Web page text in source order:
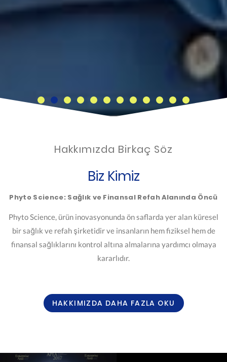
Hakkımızda Birkaç Söz
Biz Kimiz
Phyto Science: Sağlık ve Finansal Refah Alanında Öncü
Phyto Science, ürün inovasyonunda ön saflarda yer alan küresel
bir sağlık ve refah şirketidir ve insanların hem fiziksel hem de
finansal sağlıklarını kontrol altına almalarına yardımcı olmaya
kararlıdır.
HAKKIMIZDA DAHA FAZLA OKU